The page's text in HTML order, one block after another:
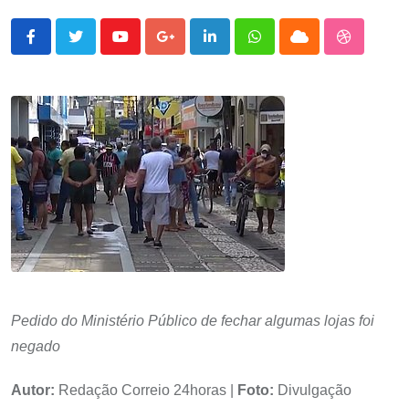
LinkedInWhatsappCloud
Pedido do Ministério Público de fechar algumas lojas foi
negado
Autor: Redação Correio 24horas | Foto: Divulgação